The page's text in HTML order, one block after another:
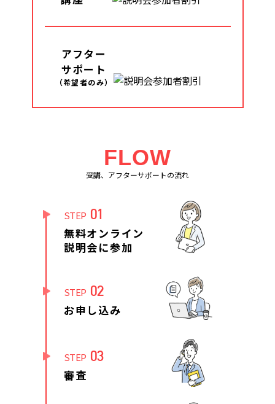
アフター
サポート
（希望者のみ）
FLOW
受講、アフターサポートの流れ
STEP 01
無料オンライン
説明会に参加
STEP 02
お申し込み
STEP 03
審査